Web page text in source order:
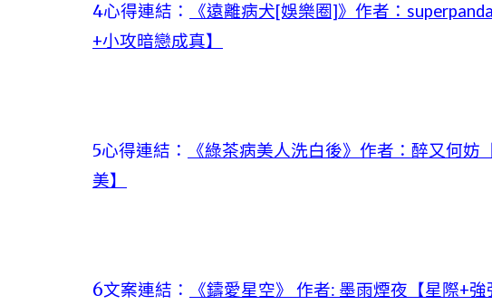
4心得連結：
《遠離病犬[娛樂圈]》作者：
+小攻暗戀成真】
5心得連結：
《綠茶病美人洗白後》作者：醉又何
美】
6文案連結：
《鑄愛星空》 作者: 墨雨煙夜【星際+